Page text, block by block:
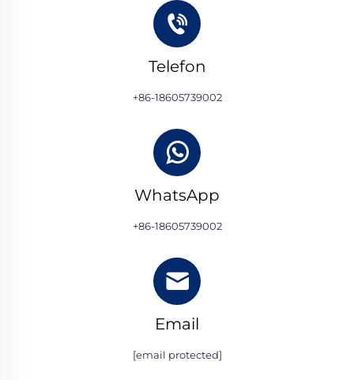
Telefon
+86-18605739002
WhatsApp
+86-18605739002
Email
[email protected]